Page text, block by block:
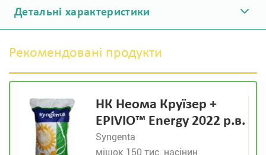
Детальні характеристики
Рекомендовані продукти
НК Неома Круїзер +
EPIVIO™ Energy 2022 р.в.
Syngenta
мішок 150 тис. насінин